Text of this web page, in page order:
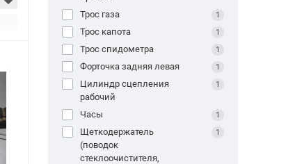
Трос газа 1
Трос капота 1
Трос спидометра 1
Форточка задняя левая 1
Цилиндр сцепления
рабочий
1
Часы 1
Щеткодержатель
(поводок
стеклоочистителя,
1